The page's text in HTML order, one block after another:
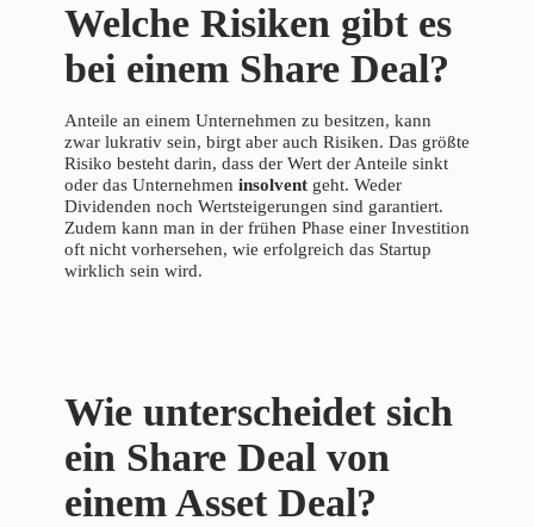
Welche Risiken gibt es
bei einem Share Deal?
Anteile an einem Unternehmen zu besitzen, kann
zwar lukrativ sein, birgt aber auch Risiken. Das größte
Risiko besteht darin, dass der Wert der Anteile sinkt
oder das Unternehmen insolvent geht. Weder
Dividenden noch Wertsteigerungen sind garantiert.
Zudem kann man in der frühen Phase einer Investition
oft nicht vorhersehen, wie erfolgreich das Startup
wirklich sein wird.
Wie unterscheidet sich
ein Share Deal von
einem Asset Deal?